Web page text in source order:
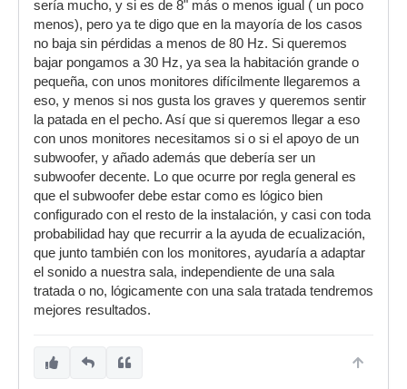
sería mucho, y si es de 8" más o menos igual ( un poco
menos), pero ya te digo que en la mayoría de los casos
no baja sin pérdidas a menos de 80 Hz. Si queremos
bajar pongamos a 30 Hz, ya sea la habitación grande o
pequeña, con unos monitores difícilmente llegaremos a
eso, y menos si nos gusta los graves y queremos sentir
la patada en el pecho. Así que si queremos llegar a eso
con unos monitores necesitamos si o si el apoyo de un
subwoofer, y añado además que debería ser un
subwoofer decente. Lo que ocurre por regla general es
que el subwoofer debe estar como es lógico bien
configurado con el resto de la instalación, y casi con toda
probabilidad hay que recurrir a la ayuda de ecualización,
que junto también con los monitores, ayudaría a adaptar
el sonido a nuestra sala, independiente de una sala
tratada o no, lógicamente con una sala tratada tendremos
mejores resultados.